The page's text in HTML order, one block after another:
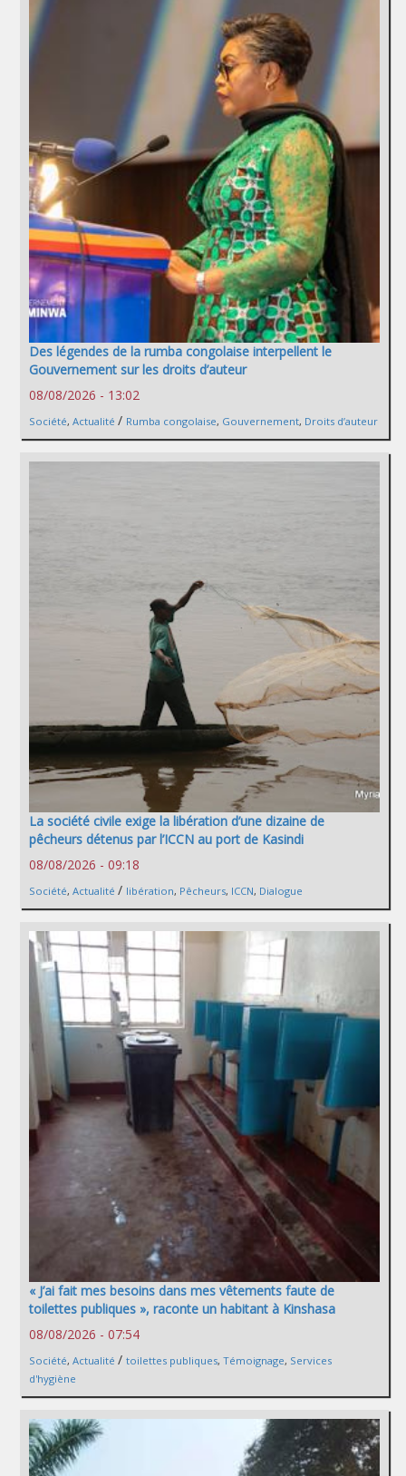
Des légendes de la rumba congolaise interpellent le
Gouvernement sur les droits d’auteur
08/08/2026 - 13:02
Société, Actualité / Rumba congolaise, Gouvernement, Droits d’auteur
La société civile exige la libération d’une dizaine de
pêcheurs détenus par l’ICCN au port de Kasindi
08/08/2026 - 09:18
Société, Actualité / libération, Pêcheurs, ICCN, Dialogue
« J’ai fait mes besoins dans mes vêtements faute de
toilettes publiques », raconte un habitant à Kinshasa
08/08/2026 - 07:54
Société, Actualité / toilettes publiques, Témoignage, Services
d'hygiène